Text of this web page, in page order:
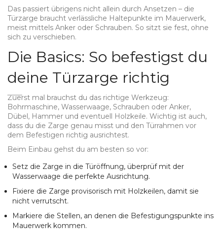
Das passiert übrigens nicht allein durch Ansetzen – die
Türzarge braucht verlässliche Haltepunkte im Mauerwerk,
meist mittels Anker oder Schrauben. So sitzt sie fest, ohne
sich zu verschieben.
Die Basics: So befestigst du
deine Türzarge richtig
Zuerst mal brauchst du das richtige Werkzeug:
Bohrmaschine, Wasserwaage, Schrauben oder Anker,
Dübel, Hammer und eventuell Holzkeile. Wichtig ist auch,
dass du die Zarge genau misst und den Türrahmen vor
dem Befestigen richtig ausrichtest.
Beim Einbau gehst du am besten so vor:
Setz die Zarge in die Türöffnung, überprüf mit der
Wasserwaage die perfekte Ausrichtung.
Fixiere die Zarge provisorisch mit Holzkeilen, damit sie
nicht verrutscht.
Markiere die Stellen, an denen die Befestigungspunkte ins
Mauerwerk kommen.